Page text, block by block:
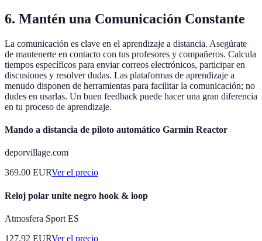
6. Mantén una Comunicación Constante
La comunicación es clave en el aprendizaje a distancia. Asegúrate
de mantenerte en contacto con tus profesores y compañeros. Calcula
tiempos específicos para enviar correos electrónicos, participar en
discusiones y resolver dudas. Las plataformas de aprendizaje a
menudo disponen de herramientas para facilitar la comunicación; no
dudes en usarlas. Un buen feedback puede hacer una gran diferencia
en tu proceso de aprendizaje.
Mando a distancia de piloto automático Garmin Reactor
deporvillage.com
369.00 EURVer el precio
Reloj polar unite negro hook & loop
Atmosfera Sport ES
127.92 EURVer el precio